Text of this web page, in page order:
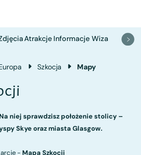
Atrakcje Informacje Wiza
Szkocja Mapy
niej sprawdzisz położenie stolicy –
Skye oraz miasta Glasgow.
- Mapa Szkocji